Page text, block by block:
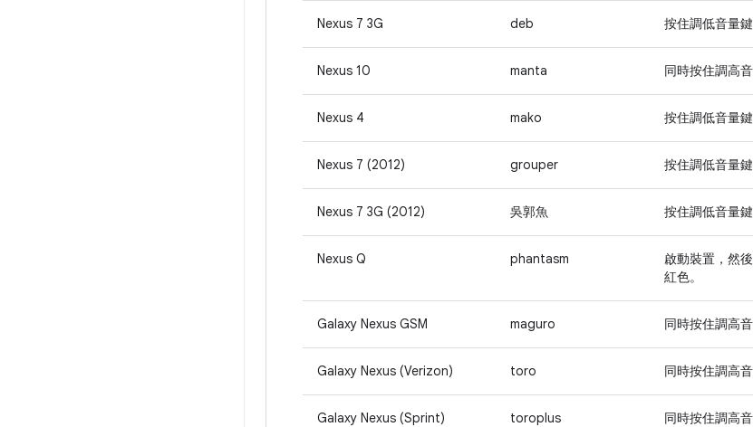
Nexus 7 3G deb 按住調低音量
Nexus 10 manta 同時按住調高
Nexus 4 mako 按住調低音量
Nexus 7 (2012) grouper 按住調低音量
Nexus 7 3G (2012) 吳郭魚 按住調低音量
Nexus Q phantasm
啟動裝置，然
紅色。
Galaxy Nexus GSM maguro 同時按住調高
Galaxy Nexus (Verizon) toro 同時按住調高
Galaxy Nexus (Sprint) toroplus 同時按住調高